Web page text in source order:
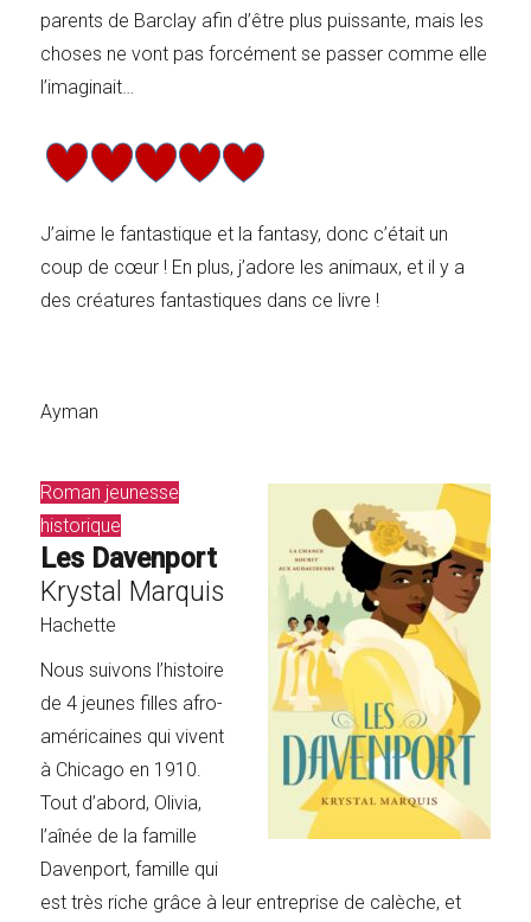
parents de Barclay afin d’être plus puissante, mais les
choses ne vont pas forcément se passer comme elle
l’imaginait…
J’aime le fantastique et la fantasy, donc c’était un
coup de cœur ! En plus, j’adore les animaux, et il y a
des créatures fantastiques dans ce livre !
Ayman
Roman jeunesse
historique
Les Davenport
Krystal Marquis
Hachette
Nous suivons l’histoire
de 4 jeunes filles afro-
américaines qui vivent
à Chicago en 1910.
Tout d’abord, Olivia,
l’aînée de la famille
Davenport, famille qui
est très riche grâce à leur entreprise de calèche, et